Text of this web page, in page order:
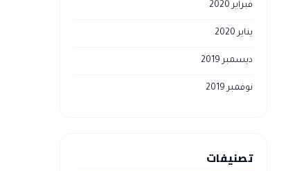
فبراير 2020
يناير 2020
ديسمبر 2019
نوفمبر 2019
تصنيفات